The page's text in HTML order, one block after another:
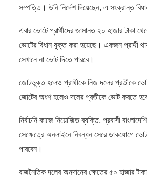
সম্পত্তি। উনি নির্দেশ দিয়েছেন, এ সংক্রান্ত
এবার ভোটে প্রার্থীদের জামানত ২০ হাজার টাকা
ভোটের বিধান যুক্ত করা হয়েছে। একজন প্রার্থী
সেখানে না ভোট দিতে পারবে।
জোটভুক্ত হলেও প্রার্থীকে নিজ দলের প্রতীকে
জোটের অংশ হলেও দলের প্রতীকে ভোট করতে
নির্বাচনি কাজে নিয়োজিত ব্যক্তি, প্রবাসী
সেক্ষেত্রে অনলাইনে নিবন্ধন সেরে ডাকযোগে ভোট
পারবেন।
রাজনৈতিক দলের অনুদানের ক্ষেত্রে ৫০ হাজার